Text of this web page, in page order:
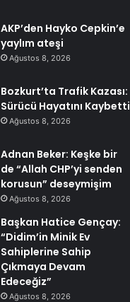
AKP’den Hayko Cepkin’e
yaylım ateşi
Ağustos 8, 2026
Bozkurt’ta Trafik Kazası:
Sürücü Hayatını Kaybetti
Ağustos 8, 2026
Adnan Beker: Keşke bir
de “Allah CHP’yi senden
korusun” deseymişim
Ağustos 8, 2026
Başkan Hatice Gençay:
“Didim’in Minik Ev
Sahiplerine Sahip
Çıkmaya Devam
Edeceğiz”
Ağustos 8, 2026